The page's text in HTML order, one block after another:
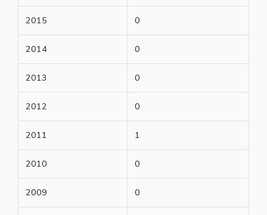
2015 0
2014 0
2013 0
2012 0
2011 1
2010 0
2009 0